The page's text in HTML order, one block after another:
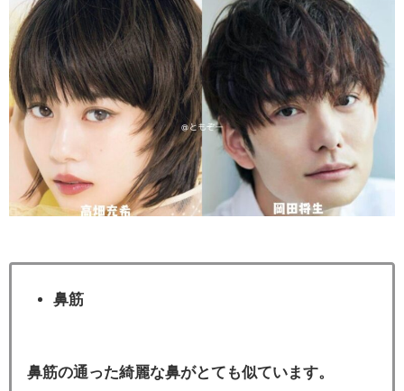
鼻筋
鼻筋の通った綺麗な鼻がとても似ています。